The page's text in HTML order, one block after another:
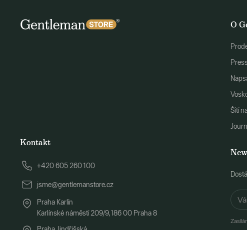
O
Šití
Kontakt
+420 605 260 100
jsme@gentlemanstore.cz
Praha Karlín
Karlínské náměstí 209/9, 186 00 Praha 8